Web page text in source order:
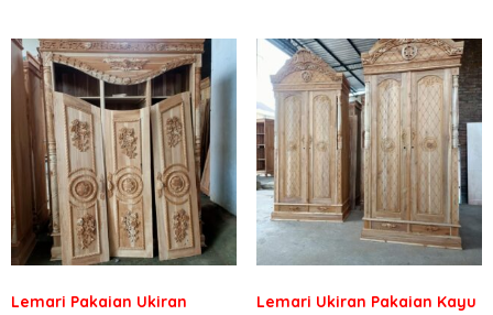
Lemari Pakaian Ukiran
Lemari Ukiran Pakaian Kayu